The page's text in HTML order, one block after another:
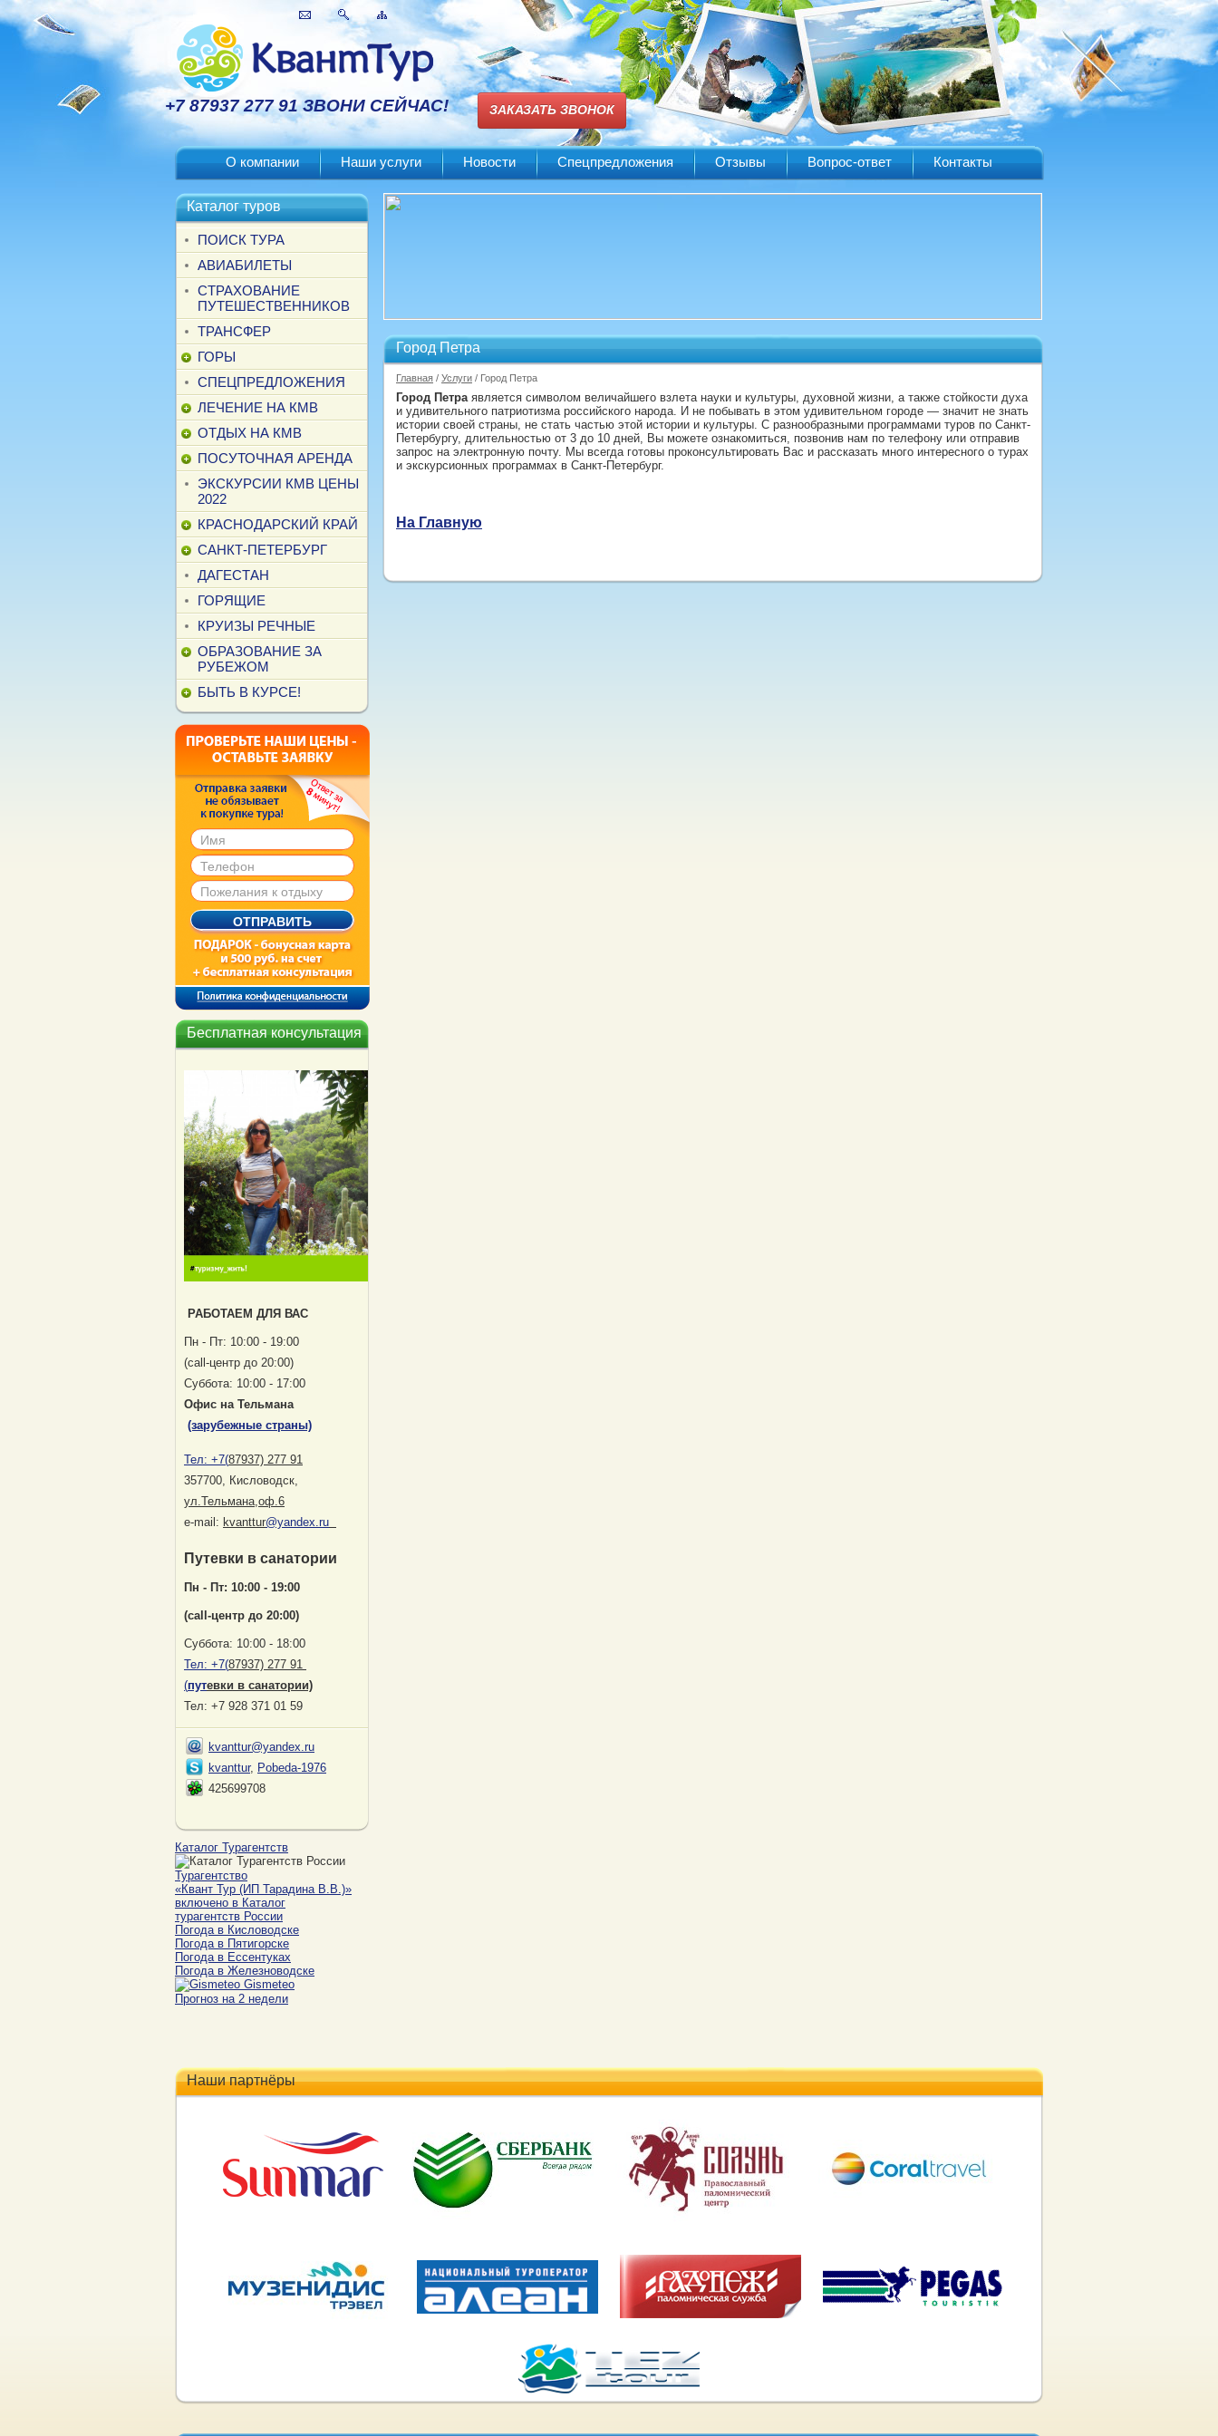
+7 87937 277 91 ЗВОНИ СЕЙЧАС! ЗАКАЗАТЬ ЗВОНОК
О компании Наши услуги Новости Спецпредложения Отзывы Вопрос-ответ Контакты
Каталог туров
ПОИСК ТУРА
АВИАБИЛЕТЫ
СТРАХОВАНИЕ
ПУТЕШЕСТВЕННИКОВ
ТРАНСФЕР
ГОРЫ
СПЕЦПРЕДЛОЖЕНИЯ
ЛЕЧЕНИЕ НА КМВ
ОТДЫХ НА КМВ
ПОСУТОЧНАЯ АРЕНДА
ЭКСКУРСИИ КМВ ЦЕНЫ
2022
КРАСНОДАРСКИЙ КРАЙ
САНКТ-ПЕТЕРБУРГ
ДАГЕСТАН
ГОРЯЩИЕ
КРУИЗЫ РЕЧНЫЕ
ОБРАЗОВАНИЕ ЗА
РУБЕЖОМ
БЫТЬ В КУРСЕ!
Бесплатная консультация
РАБОТАЕМ ДЛЯ ВАС
Пн - Пт: 10:00 - 19:00
(саll-центр до 20:00)
Суббота: 10:00 - 17:00
Офис на Тельмана
(зарубежные страны)
Тел: +7(87937) 277 91
357700, Кисловодск,
ул.Тельмана,оф.6
е-mail: kvanttur@yandex.ru
Путевки в санатории
Пн - Пт: 10:00 - 19:00
(саll-центр до 20:00)
Суббота: 10:00 - 18:00
Тел: +7(87937) 277 91
(путевки в санатории)
Тел: +7 928 371 01 59
kvanttur@yandex.ru
kvanttur, Pobeda-1976
425699708
Каталог Турагентств
Турагентство
«Квант Тур (ИП Тарадина В.В.)»
включено в Каталог
турагентств России
Погода в Кисловодске
Погода в Пятигорске
Погода в Ессентуках
Погода в Железноводске
Gismeteo
Прогноз на 2 недели
Город Петра
Главная / Услуги / Город Петра
Город Петраявляется символом величайшего взлета науки и культуры, духовной жизни, а также стойкости духа
и удивительного патриотизма российского народа. И не побывать в этом удивительном городе — значит не знать
истории своей страны, не стать частью этой истории и культуры. С разнообразными программами туров по Санкт-
Петербургу, длительностью от 3 до 10 дней, Вы можете ознакомиться, позвонив нам по телефону или отправив
запрос на электронную почту. Мы всегда готовы проконсультировать Вас и рассказать много интересного о турах
и экскурсионных программах в Санкт-Петербург.
На Главную
Наши партнёры